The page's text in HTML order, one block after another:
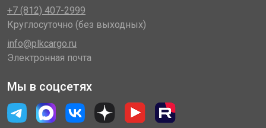
+7 (812) 407-2999
Круглосуточно (без выходных)
info@plkcargo.ru
Электронная почта
Мы в соцсетях